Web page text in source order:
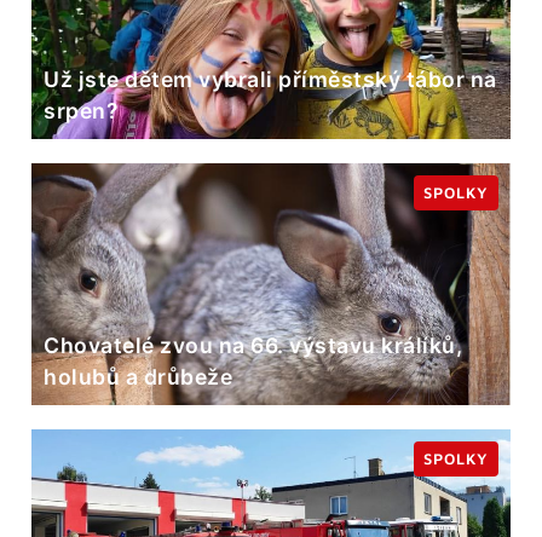
Už jste dětem vybrali příměstský tábor na
srpen?
Chovatelé zvou na 66. výstavu králíků,
holubů a drůbeže
SPOLKY
SPOLKY